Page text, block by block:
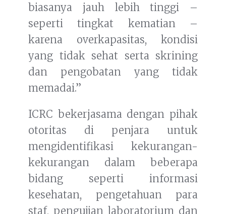
biasanya jauh lebih tinggi –
seperti tingkat kematian –
karena overkapasitas, kondisi
yang tidak sehat serta skrining
dan pengobatan yang tidak
memadai.”
ICRC bekerjasama dengan pihak
otoritas di penjara untuk
mengidentifikasi kekurangan-
kekurangan dalam beberapa
bidang seperti informasi
kesehatan, pengetahuan para
staf, pengujian laboratorium dan